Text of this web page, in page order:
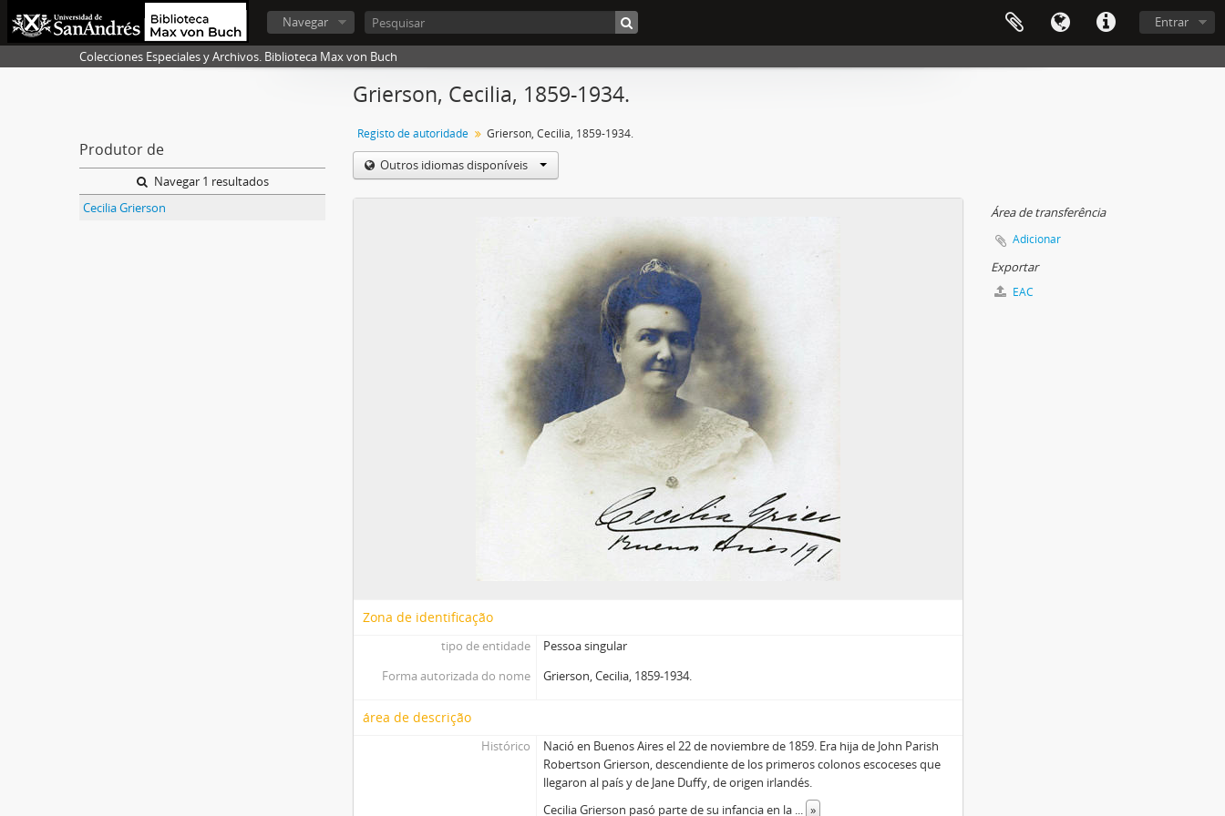
Entrar
Navegar
Colecciones Especiales y Archivos. Biblioteca Max von Buch
Produtor de
Navegar 1 resultados
Cecilia Grierson
Grierson, Cecilia, 1859-1934.
Registo de autoridade Grierson, Cecilia, 1859-1934.
Outros idiomas disponíveis
Zona de identificação
tipo de entidade
Pessoa singular
Forma autorizada do nome
Grierson, Cecilia, 1859-1934.
área de descrição
Histórico
Nació en Buenos Aires el 22 de noviembre de 1859. Era hija de John Parish
Robertson Grierson, descendiente de los primeros colonos escoceses que
llegaron al país y de Jane Duffy, de origen irlandés.
Cecilia Grierson pasó parte de su infancia en la ... »
Área de transferência
Adicionar
Exportar
EAC